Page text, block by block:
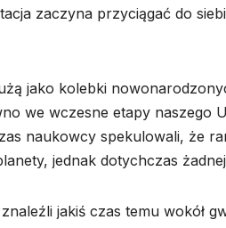
zaczyna przyciągać do
jako kolebki
we wczesne etapy naszego
naukowcy spekulowali, że
jednak dotychczas
jakiś czas temu wokół